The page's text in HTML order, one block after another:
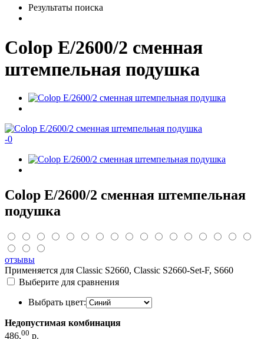
Результаты поиска
Colop E/2600/2 сменная
штемпельная подушка
-0
Colop E/2600/2 сменная штемпельная
подушка
отзывы
Применяется для Classic S2660, Classic S2660-Set-F, S660
Выберите для сравнения
Выбрать цвет:
Недопустимая комбинация
486,00 р.